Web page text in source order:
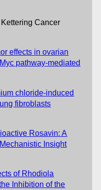
Cancer
effects in ovarian
pathway-mediated
chloride-induced
fibroblasts
Rosavin: A
Insight
of Rhodiola
Inhibition of the